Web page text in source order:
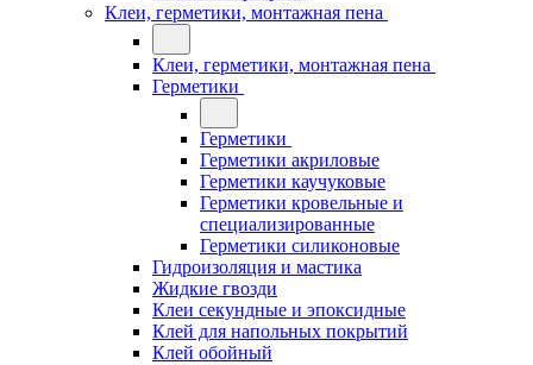
Клеи, герметики, монтажная пена
Клеи, герметики, монтажная пена
Герметики
Герметики
Герметики акриловые
Герметики каучуковые
Герметики кровельные и
специализированные
Герметики силиконовые
Гидроизоляция и мастика
Жидкие гвозди
Клеи секундные и эпоксидные
Клей для напольных покрытий
Клей обойный